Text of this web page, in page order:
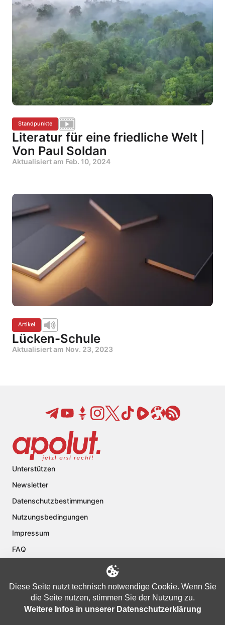
Standpunkte
Literatur für eine friedliche Welt |
Von Paul Soldan
Aktualisiert am Feb. 10, 2024
Artikel
Lücken-Schule
Aktualisiert am Nov. 23, 2023
Unterstützen
Newsletter
Datenschutzbestimmungen
Nutzungsbedingungen
Impressum
FAQ
Diese Seite nutzt technisch notwendige Cookie. Wenn Sie
die Seite nutzen, stimmen Sie der Nutzung zu.
Weitere Infos in unserer Datenschutzerklärung